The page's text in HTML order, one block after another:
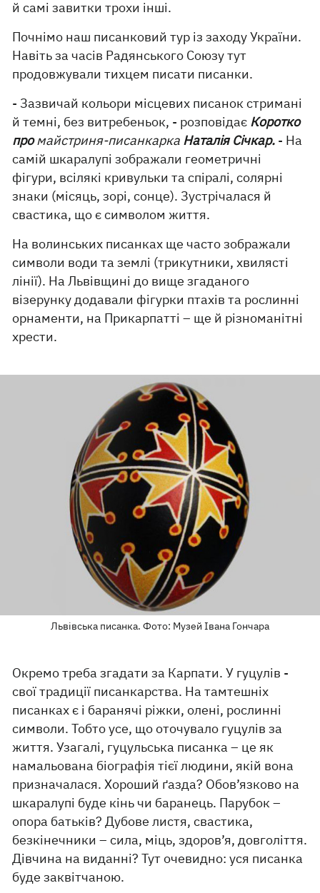
й самі завитки трохи інші.
Почнімо наш писанковий тур із заходу України.
Навіть за часів Радянського Союзу тут
продовжували тихцем писати писанки.
- Зазвичай кольори місцевих писанок стримані
й темні, без витребеньок, - розповідає Коротко
промайстриня-писанкарка Наталія Січкар. - На
самій шкаралупі зображали геометричні
фігури, всілякі кривульки та спіралі, солярні
знаки (місяць, зорі, сонце). Зустрічалася й
свастика, що є символом життя.
На волинських писанках ще часто зображали
символи води та землі (трикутники, хвилясті
лінії). На Львівщині до вище згаданого
візерунку додавали фігурки птахів та рослинні
орнаменти, на Прикарпатті – ще й різноманітні
хрести.
Львівська писанка. Фото: Музей Івана Гончара
Окремо треба згадати за Карпати. У гуцулів -
свої традиції писанкарства. На тамтешніх
писанках є і баранячі ріжки, олені, рослинні
символи. Тобто усе, що оточувало гуцулів за
життя. Узагалі, гуцульська писанка – це як
намальована біографія тієї людини, якій вона
призначалася. Хороший ґазда? Обов’язково на
шкаралупі буде кінь чи баранець. Парубок –
опора батьків? Дубове листя, свастика,
безкінечники – сила, міць, здоров’я, довголіття.
Дівчина на виданні? Тут очевидно: уся писанка
буде заквітчаною.